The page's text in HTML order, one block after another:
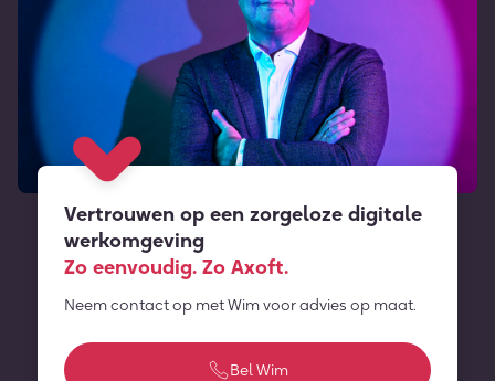
Vertrouwen op een zorgeloze digitale
werkomgeving
Zo eenvoudig. Zo Axoft.
Neem contact op met Wim voor advies op maat.
Bel Wim